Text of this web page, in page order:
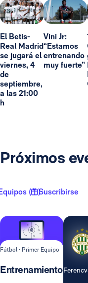
El Betis-
Real Madrid
se jugará el
viernes, 4
de
septiembre,
a las 21:00
h
Vini Jr:
“Estamos
entrenando
muy fuerte”
Próximos
( 1 )Suscribirse
Fútbol · Primer Equipo
Entrenamiento